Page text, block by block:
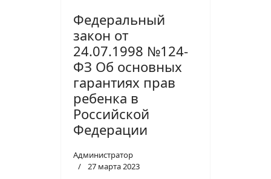
Федеральный
закон от
24.07.1998 №124-
ФЗ Об основных
гарантиях прав
ребенка в
Российской
Федерации
Администратор
27 марта 2023